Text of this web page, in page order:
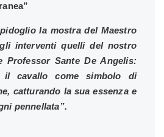
la mostra del Maestro
interventi quelli del nostro
Professor Sante De Angelis:
il cavallo come simbolo di
catturando la sua essenza e
pennellata”.